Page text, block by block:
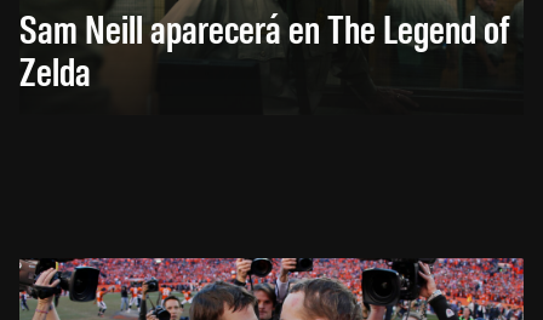
Sam Neill aparecerá en The Legend of
Zelda